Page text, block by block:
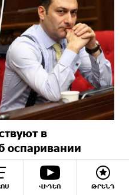
ՎԻԴԵՈ ԹՐԵՆԴ
в
оспаривании